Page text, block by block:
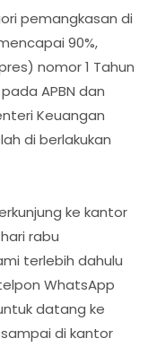
pemangkasan di
90%,
nomor 1 Tahun
APBN dan
Keuangan
di berlakukan
ke kantor
rabu
terlebih dahulu
WhatsApp
datang ke
di kantor